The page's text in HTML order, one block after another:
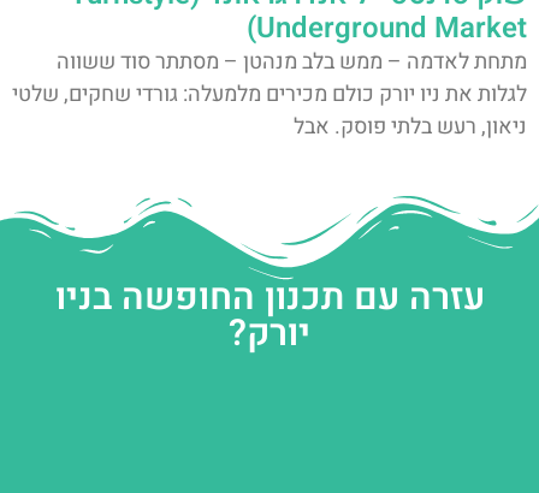
Underground Market)
מתחת לאדמה – ממש בלב מנהטן – מסתתר סוד ששווה
לגלות את ניו יורק כולם מכירים מלמעלה: גורדי שחקים, שלטי
ניאון, רעש בלתי פוסק. אבל
עזרה עם תכנון החופשה בניו
יורק?